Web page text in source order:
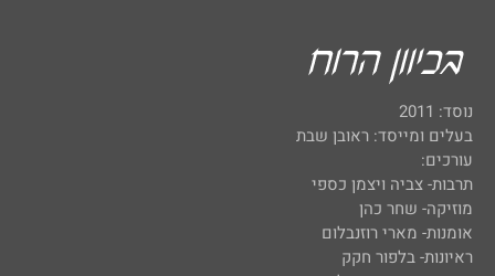
נוסד: 2011
בעלים ומייסד: ראובן שבת
עורכים:
תרבות- צביה ויצמן כספי
מוזיקה- שחר כהן
אומנות- מארי רוזנבלום
ראיונות- בלפור חקק